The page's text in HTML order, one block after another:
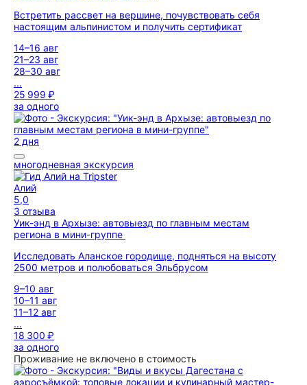
Встретить рассвет на вершине, почувствовать себя
настоящим альпинистом и получить сертификат
14–16 авг
21–23 авг
28–30 авг
...
25 999 ₽
за одного
2 дня
многодневная экскурсия
Алий
5,0
3 отзыва
Уик-энд в Архызе: автовыезд по главным местам
региона в мини-группе
Исследовать Аланское городище, подняться на высоту
2500 метров и полюбоваться Эльбрусом
9–10 авг
10–11 авг
11–12 авг
...
18 300 ₽
за одного
Проживание не включено в стоимость